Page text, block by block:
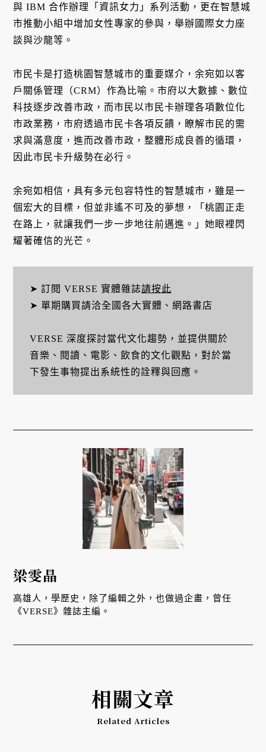
與 IBM 合作辦理「資訊女力」系列活動，更在智慧城
市推動小組中增加女性專家的參與，舉辦國際女力座
談與沙龍等。
市民卡是打造桃園智慧城市的重要媒介，余宛如以客
戶關係管理（CRM）作為比喻。市府以大數據、數位
科技逐步改善市政，而市民以市民卡辦理各項數位化
市政業務，市府透過市民卡各項反饋，瞭解市民的需
求與滿意度，進而改善市政，整體形成良善的循環，
因此市民卡升級勢在必行。
余宛如相信，具有多元包容特性的智慧城市，雖是一
個宏大的目標，但並非遙不可及的夢想，「桃園正走
在路上，就讓我們一步一步地往前邁進。」她眼裡閃
耀著確信的光芒。
➤ 訂閱 VERSE 實體雜誌請按此
➤ 單期購買請洽全國各大實體、網路書店
VERSE 深度探討當代文化趨勢，並提供關於
音樂、閱讀、電影、飲食的文化觀點，對於當
下發生事物提出系統性的詮釋與回應。
梁雯晶
高雄人，學歷史，除了編輯之外，也做過企畫，曾任
《VERSE》雜誌主編。
相關文章
Related Articles